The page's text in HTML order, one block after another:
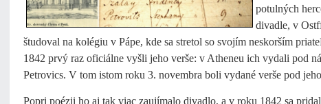
potulných
divadle, v
študoval na kolégiu v Pápe, kde sa stretol so svojím neskorším
1842 prvý raz oficiálne vyšli jeho verše: v Atheneu ich vydali pod
Petrovics. V tom istom roku 3. novembra boli vydané verše pod
Popri poézii ho aj tak viac zaujímalo divadlo, a v roku 1842 sa